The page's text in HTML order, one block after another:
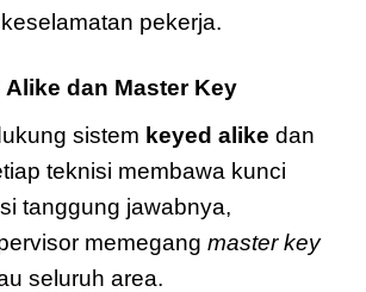
pekerja.
dan Master Key
sistem keyed alike dan
teknisi membawa kunci
tanggung jawabnya,
memegang master key
seluruh area.